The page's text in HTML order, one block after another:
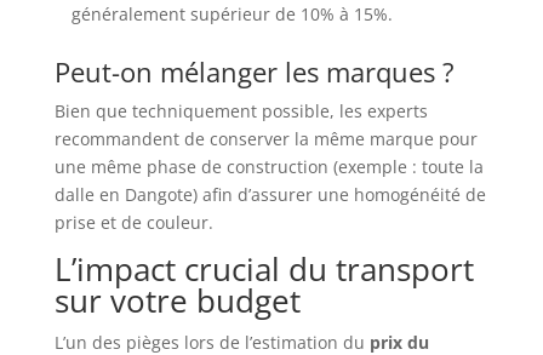
généralement supérieur de 10% à 15%.
Peut-on mélanger les marques ?
Bien que techniquement possible, les experts
recommandent de conserver la même marque pour
une même phase de construction (exemple : toute la
dalle en Dangote) afin d’assurer une homogénéité de
prise et de couleur.
L’impact crucial du transport
sur votre budget
L’un des pièges lors de l’estimation du prix du